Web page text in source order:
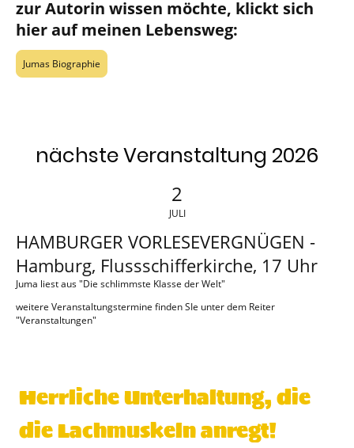
zur Autorin wissen möchte, klickt sich
hier auf meinen Lebensweg:
Jumas Biographie
nächste Veranstaltung 2026
2
JULI
HAMBURGER VORLESEVERGNÜGEN -
Hamburg, Flussschifferkirche, 17 Uhr
Juma liest aus "Die schlimmste Klasse der Welt"
weitere Veranstaltungstermine finden SIe unter dem Reiter
"Veranstaltungen"
Herrliche Unterhaltung, die
die Lachmuskeln anregt!